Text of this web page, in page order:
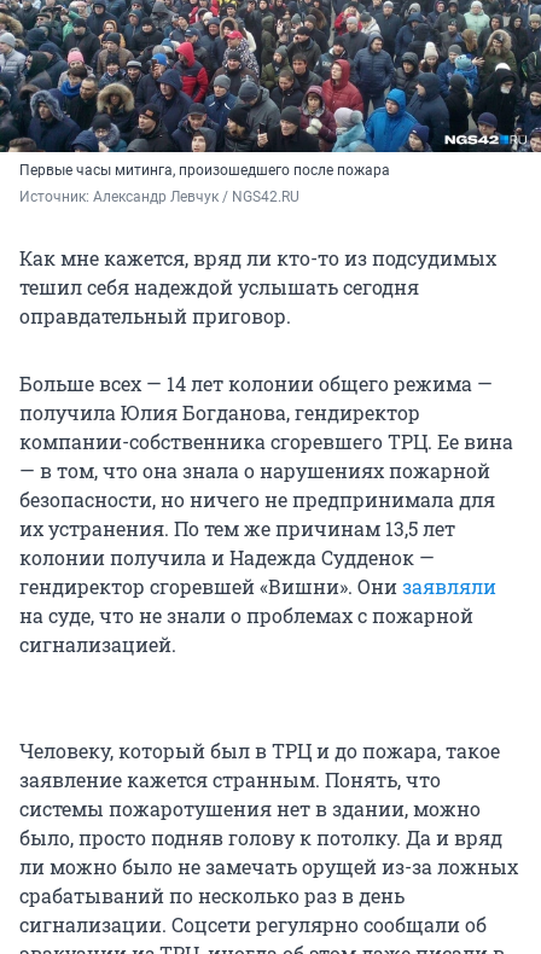
Первые часы митинга, произошедшего после пожара
Источник: Александр Левчук / NGS42.RU
Как мне кажется, вряд ли кто-то из подсудимых
тешил себя надеждой услышать сегодня
оправдательный приговор.
Больше всех — 14 лет колонии общего режима —
получила Юлия Богданова, гендиректор
компании-собственника сгоревшего ТРЦ. Ее вина
— в том, что она знала о нарушениях пожарной
безопасности, но ничего не предпринимала для
их устранения. По тем же причинам 13,5 лет
колонии получила и Надежда Судденок —
гендиректор сгоревшей «Вишни». Онизаявляли
на суде, что не знали о проблемах с пожарной
сигнализацией.
Человеку, который был в ТРЦ и до пожара, такое
заявление кажется странным. Понять, что
системы пожаротушения нет в здании, можно
было, просто подняв голову к потолку. Да и вряд
ли можно было не замечать орущей из-за ложных
срабатываний по несколько раз в день
сигнализации. Соцсети регулярно сообщали об